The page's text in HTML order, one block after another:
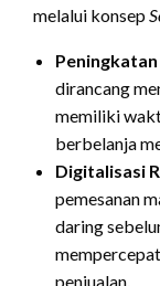
melalui konsep
dirancang
memiliki
berbelanja
Digitalisasi
pemesanan
daring
penjualan.